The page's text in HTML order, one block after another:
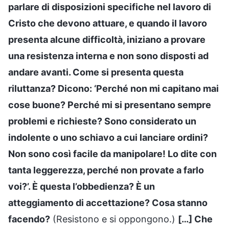
parlare di disposizioni specifiche nel lavoro di
Cristo che devono attuare, e quando il lavoro
presenta alcune difficoltà, iniziano a provare
una resistenza interna e non sono disposti ad
andare avanti. Come si presenta questa
riluttanza? Dicono: ‘Perché non mi capitano mai
cose buone? Perché mi si presentano sempre
problemi e richieste? Sono considerato un
indolente o uno schiavo a cui lanciare ordini?
Non sono così facile da manipolare! Lo dite con
tanta leggerezza, perché non provate a farlo
voi?’. È questa l’obbedienza? È un
atteggiamento di accettazione? Cosa stanno
facendo? (Resistono e si oppongono.) […] Che